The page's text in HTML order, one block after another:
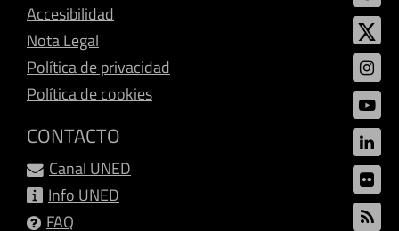
Accesibilidad
Nota Legal
Política de privacidad
Política de cookies
CONTACTO
Canal UNED
Info UNED
FAQ